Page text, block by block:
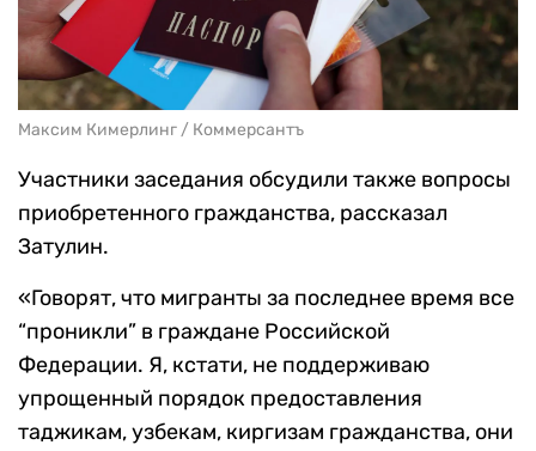
Максим Кимерлинг / Коммерсантъ
Участники заседания обсудили также вопросы
приобретенного гражданства, рассказал
Затулин.
«Говорят, что мигранты за последнее время все
“проникли” в граждане Российской
Федерации. Я, кстати, не поддерживаю
упрощенный порядок предоставления
таджикам, узбекам, киргизам гражданства, они